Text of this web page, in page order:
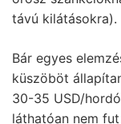
távú kilátásokra).
Bár egyes
küszöböt
30-35 USD/
láthatóan nem